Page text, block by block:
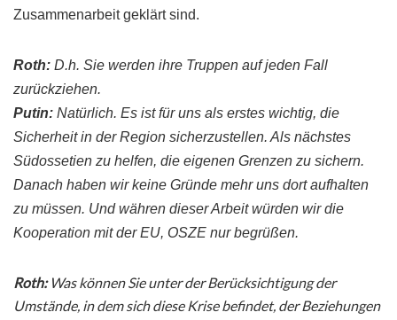
Zusammenarbeit geklärt sind.
Roth: D.h. Sie werden ihre Truppen aufjeden Fall
zurückziehen.
Putin: Natürlich. Es ist für uns als erstes wichtig, die
Sicherheit in der Region sicherzustellen. Als nächstes
Südossetien zu helfen, die eigenen Grenzen zu sichern.
Danach haben wir keine Gründe mehr uns dort aufhalten
zu müssen. Und währen dieser Arbeit würden wir die
Kooperation mit der EU, OSZE nur begrüßen.
Roth:Was können Sie unter derBerücksichtigungder
Umstände, in dem sich diese Krise befindet, der Beziehungen